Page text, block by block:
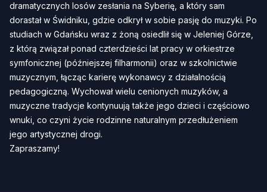
dramatycznych losów zesłania na Syberię, a który sam
dorastał w Świdniku, gdzie odkrył w sobie pasję do muzyki. Po
studiach w Gdańsku wraz z żoną osiedlił się w Jeleniej Górze,
z którą związał ponad czterdzieści lat pracy w orkiestrze
symfonicznej (późniejszej filharmonii) oraz w szkolnictwie
muzycznym, łącząc karierę wykonawcy z działalnością
pedagogiczną. Wychował wielu cenionych muzyków, a
muzyczne tradycje kontynuują także jego dzieci i częściowo
wnuki, co czyni życie rodzinne naturalnym przedłużeniem
jego artystycznej drogi.
Zapraszamy!